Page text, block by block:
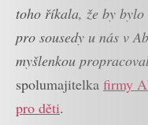
toho říkala, že by
pro sousedy u nás v
myšlenkou
spolumajitelka firmy
pro děti.